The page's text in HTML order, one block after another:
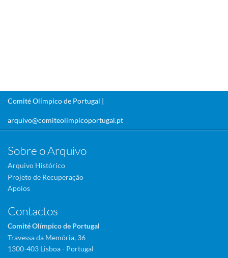
Comité Olímpico de Portugal |
arquivo@comiteolimpicoportugal.pt
Sobre o Arquivo
Arquivo Histórico
Projeto de Recuperação
Apoios
Contactos
Comité Olímpico de Portugal
Travessa da Memória, 36
1300-403 Lisboa - Portugal